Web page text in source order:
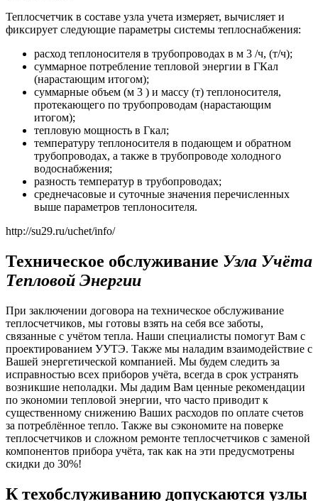
Теплосчетчик в составе узла учета измеряет, вычисляет и
фиксирует следующие параметры системы теплоснабжения:
расход теплоносителя в трубопроводах в м 3 /ч, (т/ч);
суммарное потребление тепловой энергии в ГКал
(нарастающим итогом);
суммарные объем (м 3 ) и массу (т) теплоносителя,
протекающего по трубопроводам (нарастающим
итогом);
тепловую мощность в Гкал;
температуру теплоносителя в подающем и обратном
трубопроводах, а также в трубопроводе холодного
водоснабжения;
разность температур в трубопроводах;
среднечасовые и суточные значения перечисленных
выше параметров теплоносителя.
http://su29.ru/uchet/info/
Техническое обслуживание Узла Учёта
Тепловой Энергии
При заключении договора на техническое обслуживание
теплосчетчиков, мы готовы взять на себя все заботы,
связанные с учётом тепла. Наши специалисты помогут Вам с
проектированием УУТЭ. Также мы наладим взаимодействие с
Вашей энергетической компанией. Мы будем следить за
исправностью всех приборов учёта, всегда в срок устранять
возникшие неполадки. Мы дадим Вам ценные рекомендации
по экономии тепловой энергии, что часто приводит к
существенному снижению Ваших расходов по оплате счетов
за потреблённое тепло. Также вы сэкономите на поверке
теплосчетчиков и сложном ремонте теплосчетчиков с заменой
компонентов прибора учёта, так как на эти предусмотрены
скидки до 30%!
К техобслуживанию допускаются узлы